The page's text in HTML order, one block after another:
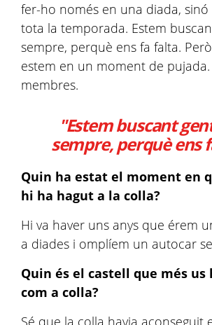
fer-ho només en una diada,
tota la temporada. Estem
sempre, perquè ens fa falta.
estem en un moment de
membres.
"Estem buscant
sempre, perquè ens
Quin ha estat el moment en
hi ha hagut a la colla?
Hi va haver uns anys que érem
a diades i omplíem un autocar
Quin és el castell que més us
com a colla?